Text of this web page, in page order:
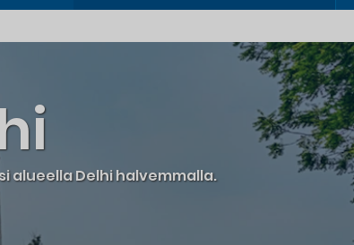
alueella Delhi halvemmalla.